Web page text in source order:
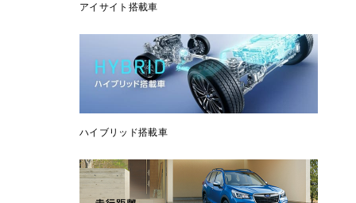
アイサイト搭載車
ハイブリッド搭載車